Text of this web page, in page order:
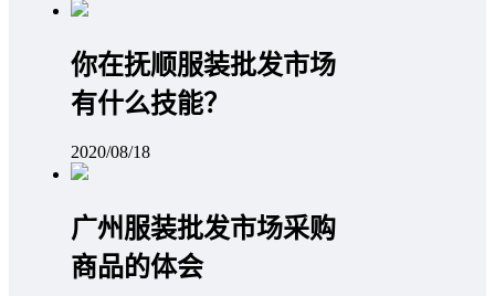
你在抚顺服装批发市场
有什么技能？
2020/08/18
广州服装批发市场采购
商品的体会